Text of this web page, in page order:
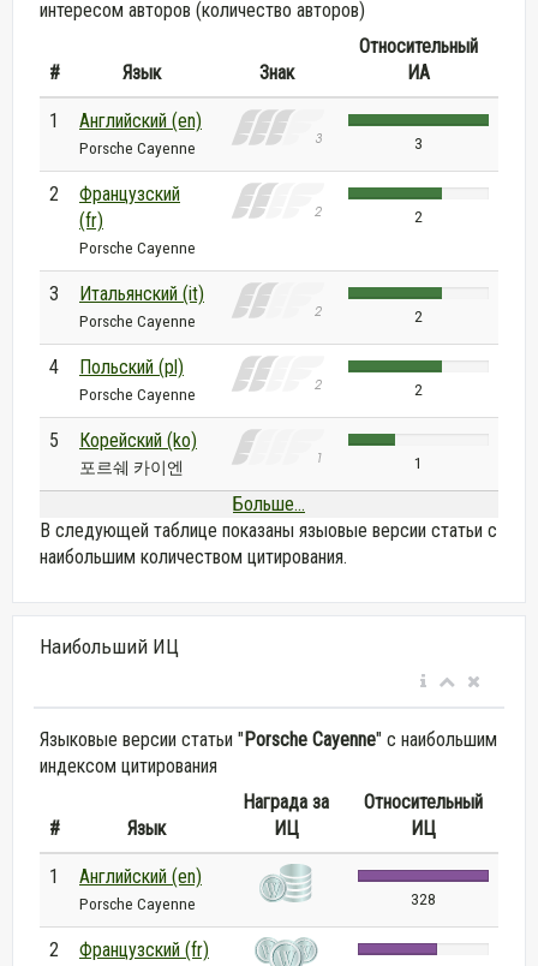
интересом авторов (количество авторов)
# Язык Знак
Относительный
ИА
1 Английский (en)
Porsche Cayenne 3
2
Французский
(fr)
Porsche Cayenne
2
3 Итальянский (it)
Porsche Cayenne 2
4 Польский (pl)
Porsche Cayenne 2
5 Корейский (ko)
포르쉐 카이엔 1
Больше...
В следующей таблице показаны языовые версии статьи с
наибольшим количеством цитирования.
Наибольший ИЦ
Языковые версии статьи "Porsche Cayenne" с наибольшим
индексом цитирования
# Язык
Награда за
ИЦ
Относительный
ИЦ
1 Английский (en)
Porsche Cayenne 328
2 Французский (fr)